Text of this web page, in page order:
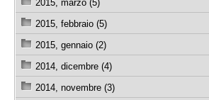
2015, marzo (5)
2015, febbraio (5)
2015, gennaio (2)
2014, dicembre (4)
2014, novembre (3)